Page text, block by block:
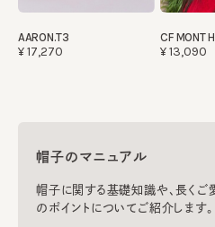
AARON.T3
¥17,270
CF MONT
¥13,090
帽子のマニュアル
帽子に関する基礎知識や、長く
のポイントについてご紹介します。